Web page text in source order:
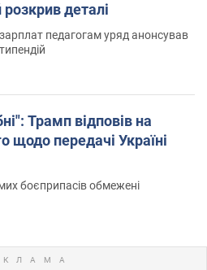
деталі
педагогам уряд анонсував
Трамп відповів на
щодо передачі Україні
боєприпасів обмежені